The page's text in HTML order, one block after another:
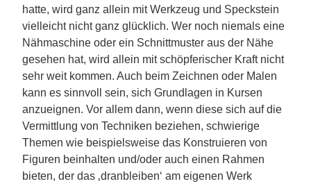
hatte, wird ganz allein mit Werkzeug und Speckstein
vielleicht nicht ganz glücklich. Wer noch niemals eine
Nähmaschine oder ein Schnittmuster aus der Nähe
gesehen hat, wird allein mit schöpferischer Kraft nicht
sehr weit kommen. Auch beim Zeichnen oder Malen
kann es sinnvoll sein, sich Grundlagen in Kursen
anzueignen. Vor allem dann, wenn diese sich auf die
Vermittlung von Techniken beziehen, schwierige
Themen wie beispielsweise das Konstruieren von
Figuren beinhalten und/oder auch einen Rahmen
bieten, der das ‚dranbleiben‘ am eigenen Werk